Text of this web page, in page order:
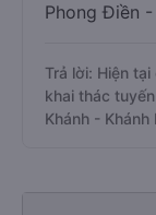
Phong Điền -
Trả lời: Hiện
khai thác
Khánh - Khánh